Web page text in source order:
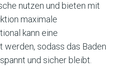
nutzen und bieten mit
maximale
kann eine
sodass das Baden
und sicher bleibt.